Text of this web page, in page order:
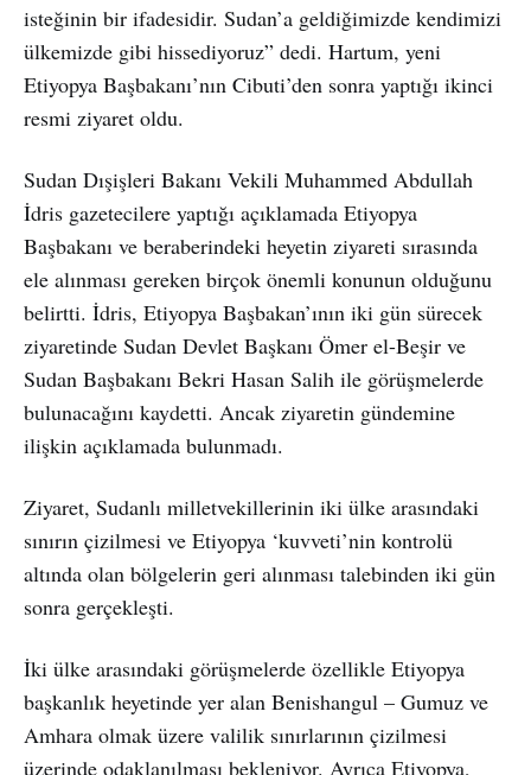
isteğinin bir ifadesidir. Sudan’a geldiğimizde kendimizi
ülkemizde gibi hissediyoruz” dedi. Hartum, yeni
Etiyopya Başbakanı’nın Cibuti’den sonra yaptığı ikinci
resmi ziyaret oldu.
Sudan Dışişleri Bakanı Vekili Muhammed Abdullah
İdris gazetecilere yaptığı açıklamada Etiyopya
Başbakanı ve beraberindeki heyetin ziyareti sırasında
ele alınması gereken birçok önemli konunun olduğunu
belirtti. İdris, Etiyopya Başbakan’ının iki gün sürecek
ziyaretinde Sudan Devlet Başkanı Ömer el-Beşir ve
Sudan Başbakanı Bekri Hasan Salih ile görüşmelerde
bulunacağını kaydetti. Ancak ziyaretin gündemine
ilişkin açıklamada bulunmadı.
Ziyaret, Sudanlı milletvekillerinin iki ülke arasındaki
sınırın çizilmesi ve Etiyopya ‘kuvveti’nin kontrolü
altında olan bölgelerin geri alınması talebinden iki gün
sonra gerçekleşti.
İki ülke arasındaki görüşmelerde özellikle Etiyopya
başkanlık heyetinde yer alan Benishangul – Gumuz ve
Amhara olmak üzere valilik sınırlarının çizilmesi
üzerinde odaklanılması bekleniyor. Ayrıca Etiyopya,